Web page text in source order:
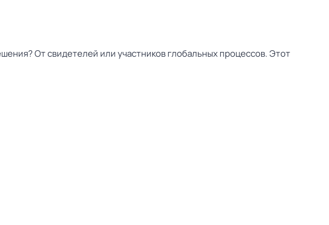
От свидетелей или участников глобальных процессов. Этот